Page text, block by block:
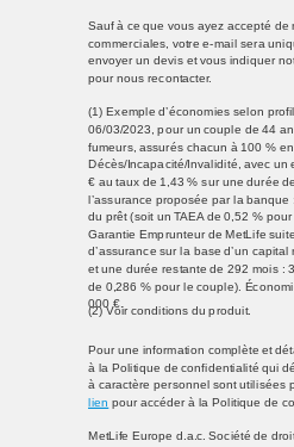
Sauf à ce que vous ayez accepté de
commerciales, votre e-mail sera
envoyer un devis et vous indiquer
pour nous recontacter.
(1) Exemple d’économies selon
06/03/2023, pour un couple de 44
fumeurs, assurés chacun à 100 % en
Décès/Incapacité/Invalidité, avec un
€ au taux de 1,43 % sur une durée
l’assurance proposée par la
du prêt (soit un TAEA de 0,52 %
Garantie Emprunteur de MetLife
d’assurance sur la base d’un
et une durée restante de 292 mois :
de 0,286 % pour le couple).
000 €.
Pour une information complète et
à la Politique de confidentialité qui
à caractère personnel sont utilisées
lien pour accéder à la Politique de
MetLife Europe d.a.c. Société de
(2) Voir conditions du produit.